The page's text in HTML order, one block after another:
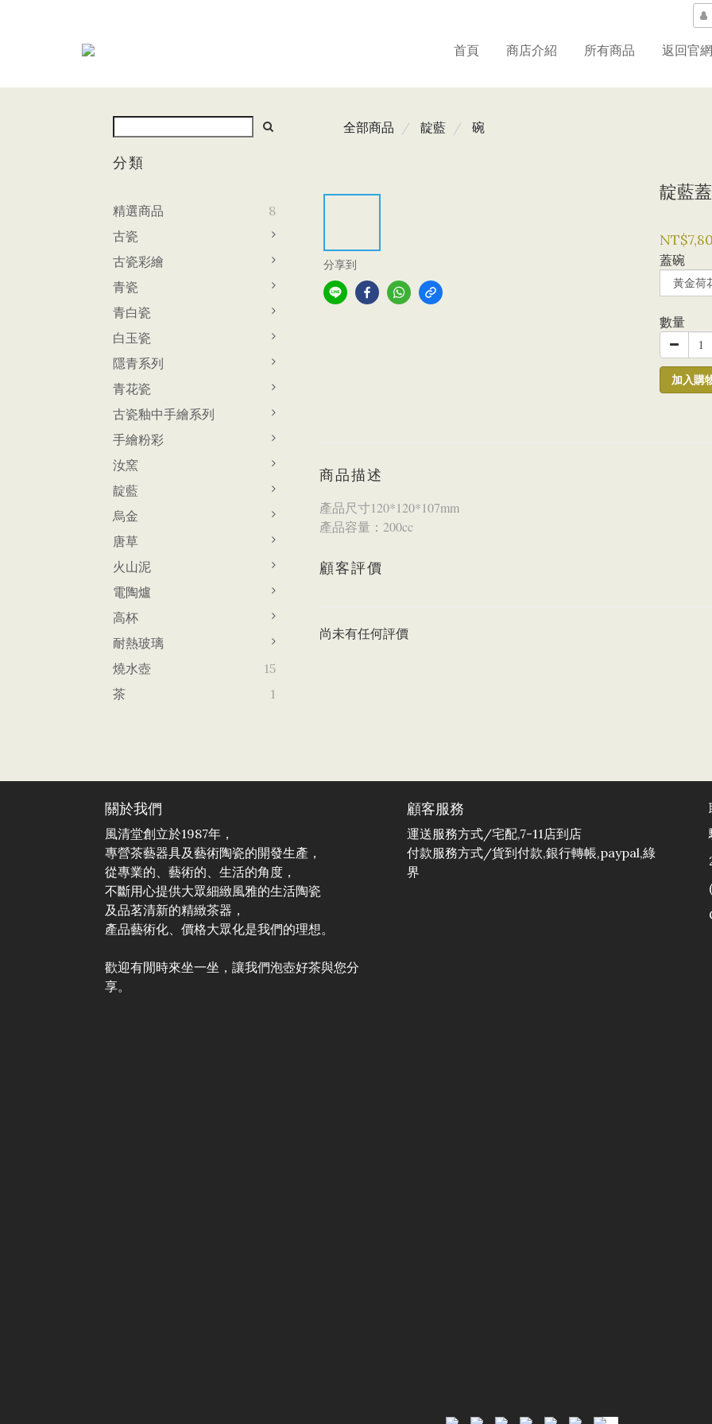
首頁 商店介紹 所有商品 返回官網
分類
精選商品
8
古瓷
古瓷彩繪
青瓷
青白瓷
白玉瓷
隱青系列
青花瓷
古瓷釉中手繪系列
手繪粉彩
汝窯
靛藍
烏金
唐草
火山泥
電陶爐
高杯
耐熱玻璃
燒水壺
15
茶
1
全部商品 靛藍 碗
分享到
靛藍
蓋碗
數量
加入購
商品描述
產品尺寸120*120*107mm
產品容量：200cc
顧客評價
尚未有任何評價
關於我們
風清堂創立於1987年，
專營茶藝器具及藝術陶瓷的開發生產，
從專業的、藝術的、生活的角度，
不斷用心提供大眾細緻風雅的生活陶瓷
及品茗清新的精緻茶器，
產品藝術化、價格大眾化是我們的理想。
歡迎有閒時來坐一坐，讓我們泡壺好茶與您分
享。
顧客服務
運送服務方式/宅配,7-11店到店
付款服務方式/貨到付款,銀行轉帳,paypal,綠
界